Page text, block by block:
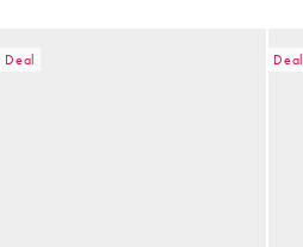
Deal Deal